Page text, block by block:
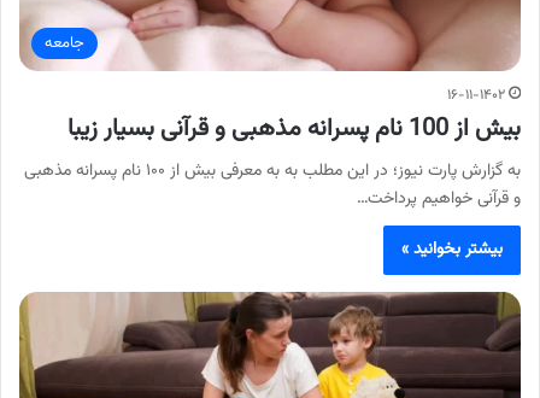
جامعه
۱۶-۱۱-۱۴۰۲
بیش از 100 نام پسرانه مذهبی و قرآنی بسیار زیبا
به گزارش پارت نیوز؛ در این مطلب به به معرفی بیش از ۱۰۰ نام پسرانه مذهبی
و قرآنی خواهیم پرداخت…
بیشتر بخوانید »